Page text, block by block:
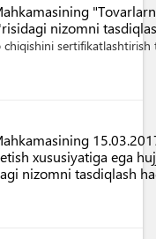
nizomni
sertifikatlashtirish
xususiyatiga ega
nizomni tasdiqlash